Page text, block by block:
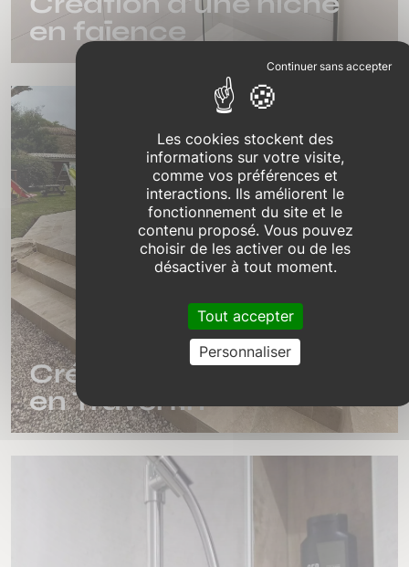
en faïence
Création de marches
en Travertin
Les cookies stockent des
informations sur votre visite,
comme vos préférences et
interactions. Ils améliorent le
fonctionnement du site et le
contenu proposé. Vous pouvez
choisir de les activer ou de les
désactiver à tout moment.
Tout accepter
Personnaliser